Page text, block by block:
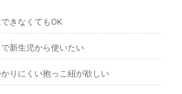
きなくてもOK
新生児から使いたい
りにくい抱っこ紐が欲しい